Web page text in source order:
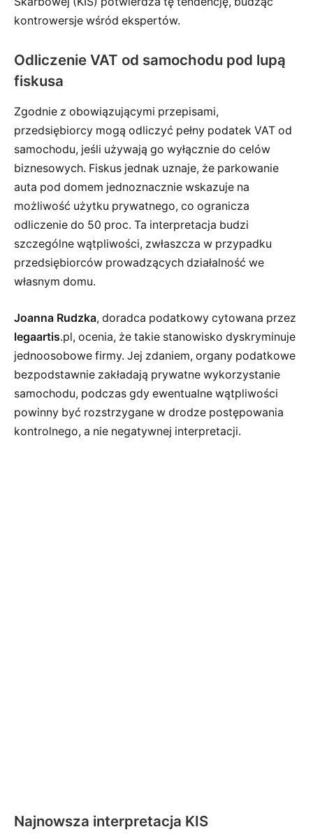
kontrowersje wśród ekspertów.
Odliczenie VAT od samochodu pod lupą
fiskusa
Zgodnie z obowiązującymi przepisami,
przedsiębiorcy mogą odliczyć pełny podatek VAT od
samochodu, jeśli używają go wyłącznie do celów
biznesowych. Fiskus jednak uznaje, że parkowanie
auta pod domem jednoznacznie wskazuje na
możliwość użytku prywatnego, co ogranicza
odliczenie do 50 proc. Ta interpretacja budzi
szczególne wątpliwości, zwłaszcza w przypadku
przedsiębiorców prowadzących działalność we
własnym domu.
Joanna Rudzka, doradca podatkowy cytowana przez
legaartis.pl, ocenia, że takie stanowisko dyskryminuje
jednoosobowe firmy. Jej zdaniem, organy podatkowe
bezpodstawnie zakładają prywatne wykorzystanie
samochodu, podczas gdy ewentualne wątpliwości
powinny być rozstrzygane w drodze postępowania
kontrolnego, a nie negatywnej interpretacji.
Najnowsza interpretacja KIS